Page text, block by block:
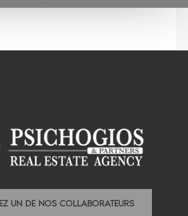
UN DE NOS COLLABORATEURS